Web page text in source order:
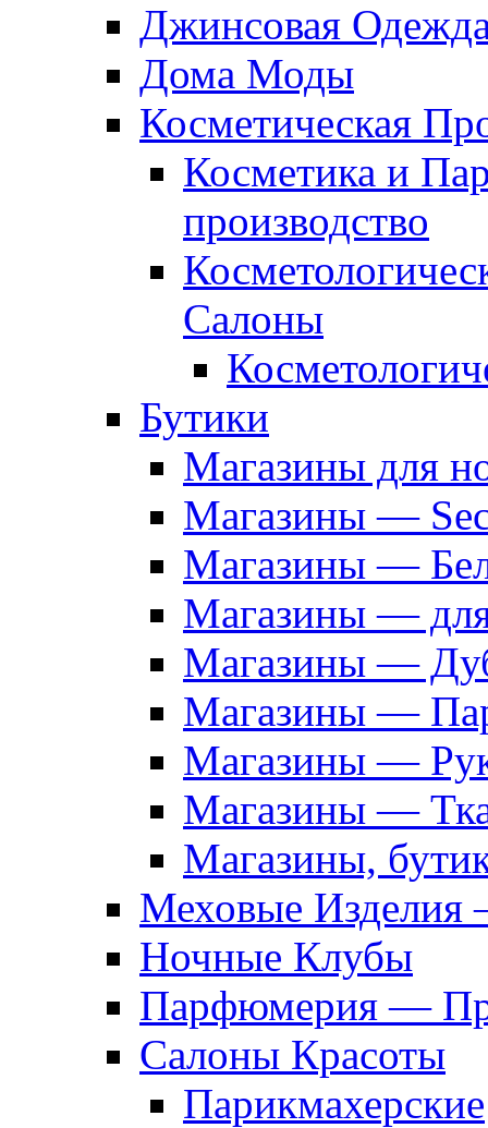
Джинсовая
Дома Моды
Косметическая
Косметика и
производство
Салоны
Бутики
Магазины для
Магазины —
Магазины —
Магазины —
Магазины —
Магазины —
Магазины —
Магазины —
Магазины,
Меховые Изделия
Ночные Клубы
Парфюмерия —
Салоны Красоты
Парикмахерские